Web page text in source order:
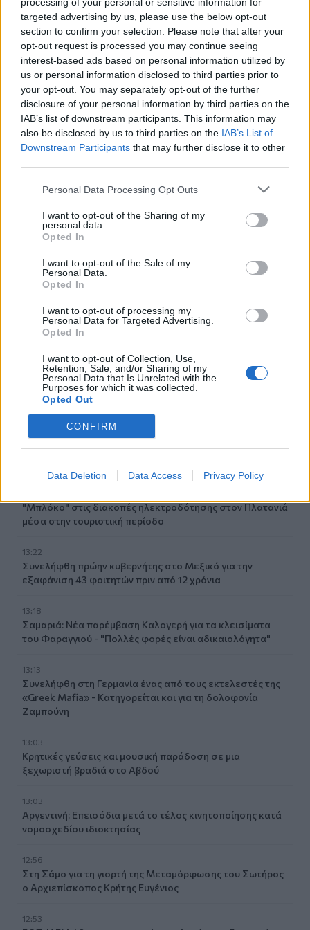
targeted advertising by us, please use the below opt-out
section to confirm your selection. Please note that after your
opt-out request is processed you may continue seeing
interest-based ads based on personal information utilized by
us or personal information disclosed to third parties prior to
your opt-out. You may separately opt-out of the further
disclosure of your personal information by third parties on the
IAB’s list of downstream participants. This information may
also be disclosed by us to third parties on the IAB’s List of
Downstream Participants that may further disclose it to other
Personal Data Processing Opt Outs
I want to opt-out of the Sharing of my
personal data.
Opted In
I want to opt-out of the Sale of my
Personal Data.
Opted In
I want to opt-out of processing my
Personal Data for Targeted Advertising.
Opted In
I want to opt-out of Collection, Use,
Retention, Sale, and/or Sharing of my
Personal Data that Is Unrelated with the
Purposes for which it was collected.
Opted Out
CONFIRM
Data Deletion Data Access Privacy Policy
Σελιδοποίηση
Προηγούμενη σελίδα
Current page
1 Next page
Ροή ειδήσεων Δημοφιλή
13:56
Ένωση Ηρακλείου: Από 21 Αυγούστου η παραλαβή
οινοσταφύλων - Οι τιμές ανά ποικιλία
Δήμος Πέλλας: Κλείνουν προσωρινά όλες οι παιδικές
χαρές
Δημοτική Πινακοθήκη Χανίων: Συνεχίζονται οι δωρεάν
ξεναγήσεις στην έκθεση του Αλέξανδρου Ψυχούλη
Βρετανία: Επεισόδια σε διαδήλωση κατά των
Ηράκλειο: Οι παραστάσεις στα Κηποθέατρα τη Δευτέρα
10/8
Νέο πρόστιμο $567 εκατ. στη Meta για βλάβες στην
"Μπλόκο" στις διακοπές ηλεκτροδότησης στον Πλατανιά
μέσα στην τουριστική περίοδο
13:22
Συνελήφθη πρώην κυβερνήτης στο Μεξικό για την
εξαφάνιση 43 φοιτητών πριν από 12 χρόνια
13:18
Σαμαριά: Νέα παρέμβαση Καλογερή για τα κλεισίματα
του Φαραγγιού - "Πολλές φορές είναι αδικαιολόγητα"
13:13
Συνελήφθη στη Γερμανία ένας από τους εκτελεστές της
«Greek Mafia» - Κατηγορείται και για τη δολοφονία
Ζαμπούνη
13:03
Κρητικές γεύσεις και μουσική παράδοση σε μια
ξεχωριστή βραδιά στο Αβδού
13:03
Αργεντινή: Επεισόδια μετά το τέλος κινητοποίησης κατά
νομοσχεδίου ιδιοκτησίας
12:56
Στη Σάμο για τη γιορτή της Μεταμόρφωσης του Σωτήρος
ο Αρχιεπίσκοπος Κρήτης Ευγένιος
12:53